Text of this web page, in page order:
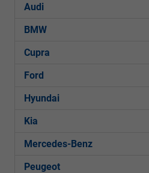
Audi
BMW
Cupra
Ford
Hyundai
Kia
Mercedes-Benz
Peugeot